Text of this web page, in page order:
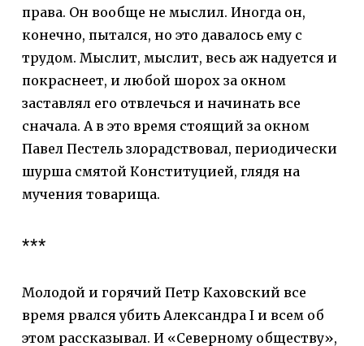
права. Он вообще не мыслил. Иногда он,
конечно, пытался, но это давалось ему с
трудом. Мыслит, мыслит, весь аж надуется и
покраснеет, и любой шорох за окном
заставлял его отвлечься и начинать все
сначала. А в это время стоящий за окном
Павел Пестель злорадствовал, периодически
шурша смятой Конституцией, глядя на
мучения товарища.
***
Молодой и горячий Петр Каховский все
время рвался убить Александра I и всем об
этом рассказывал. И «Северному обществу»,